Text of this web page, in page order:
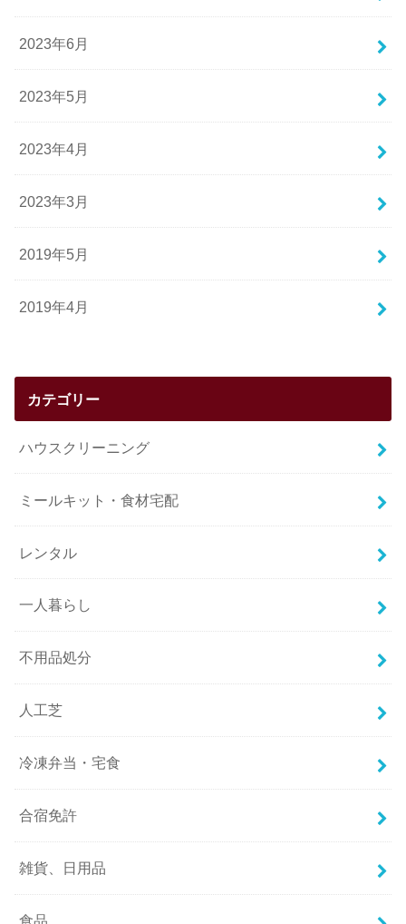
2023年6月
2023年5月
2023年4月
2023年3月
2019年5月
2019年4月
カテゴリー
ハウスクリーニング
ミールキット・食材宅配
レンタル
一人暮らし
不用品処分
人工芝
冷凍弁当・宅食
合宿免許
雑貨、日用品
食品